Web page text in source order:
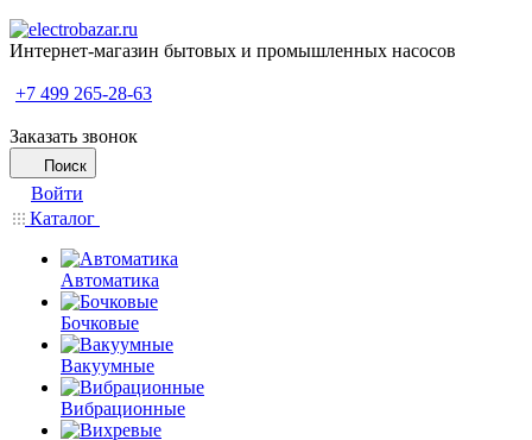
Интернет-магазин бытовых и промышленных насосов
+7 499 265-28-63
Заказать звонок
Поиск
Войти
Каталог
Автоматика
Бочковые
Вакуумные
Вибрационные